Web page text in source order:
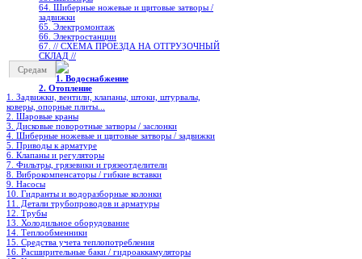
64. Шиберные ножевые и щитовые затворы /
задвижки
65. Электромонтаж
66. Электростанции
67. // СХЕМА ПРОЕЗДА НА ОТГРУЗОЧНЫЙ
СКЛАД //
Средам
1. Водоснабжение
2. Отопление
1. Задвижки, вентили, клапаны, штоки, штурвалы,
коверы, опорные плиты...
2. Шаровые краны
3. Дисковые поворотные затворы / заслонки
4. Шиберные ножевые и щитовые затворы / задвижки
5. Приводы к арматуре
6. Клапаны и регуляторы
7. Фильтры, грязевики и грязеотделители
8. Виброкомпенсаторы / гибкие вставки
9. Насосы
10. Гидранты и водоразборные колонки
11. Детали трубопроводов и арматуры
12. Трубы
13. Холодильное oборудование
14. Теплообменники
15. Средства учета теплопотребления
16. Расширительные баки / гидроаккамуляторы